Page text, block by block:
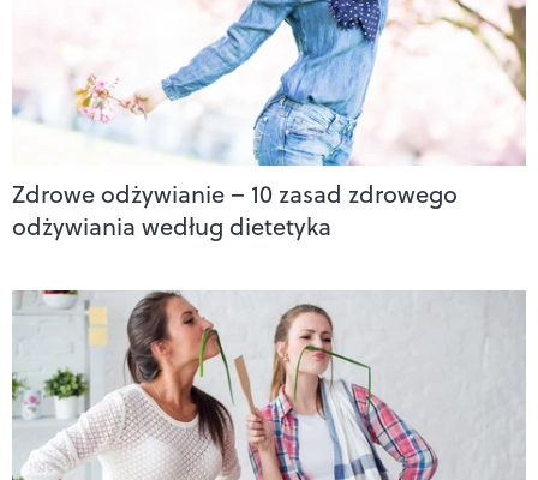
Zdrowe odżywianie – 10 zasad zdrowego
odżywiania według dietetyka